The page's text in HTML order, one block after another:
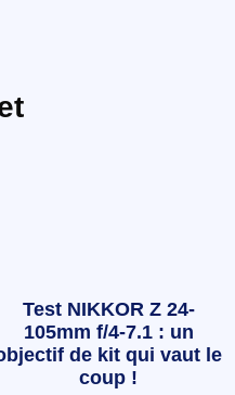
Test NIKKOR Z 24-
105mm f/4-7.1 : un
de kit qui vaut le
coup !